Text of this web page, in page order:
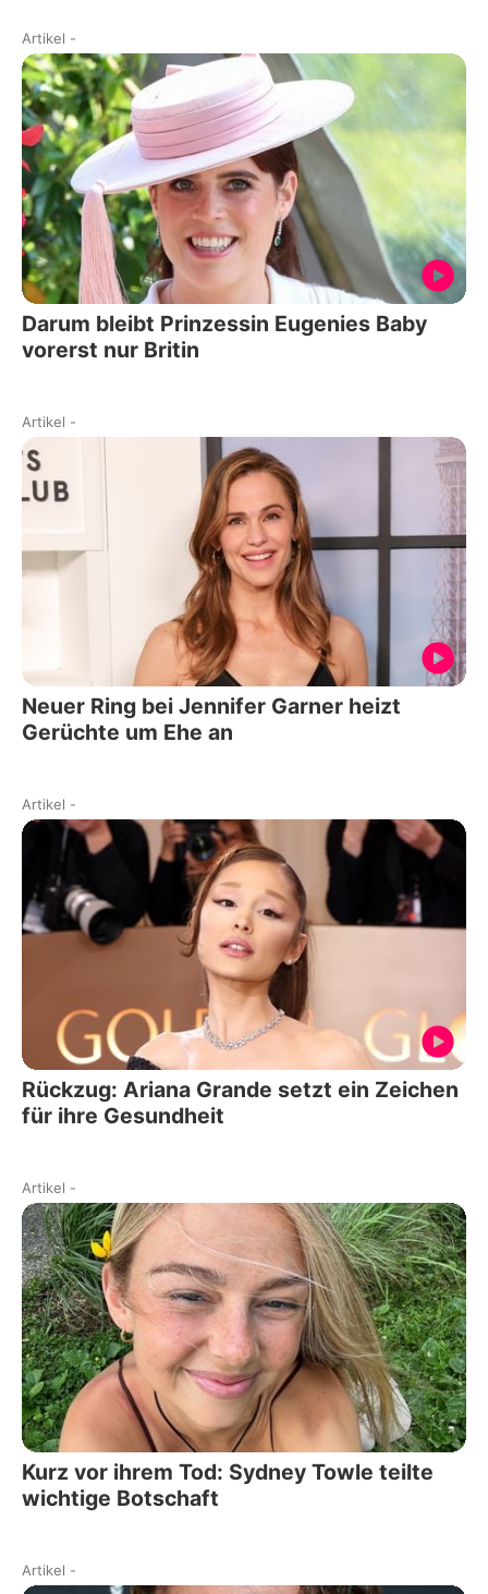
Artikel -
Darum bleibt Prinzessin Eugenies Baby
vorerst nur Britin
Artikel -
Neuer Ring bei Jennifer Garner heizt
Gerüchte um Ehe an
Artikel -
Rückzug: Ariana Grande setzt ein Zeichen
für ihre Gesundheit
Artikel -
Kurz vor ihrem Tod: Sydney Towle teilte
wichtige Botschaft
Artikel -